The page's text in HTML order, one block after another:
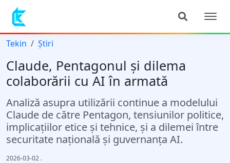
Tekin Știri
Claude, Pentagonul și dilema
colaborării cu AI în armată
Analiză asupra utilizării continue a modelului
Claude de către Pentagon, tensiunilor politice,
implicațiilor etice și tehnice, și a dilemei între
securitate națională și guvernanța AI.
2026-03-02 .